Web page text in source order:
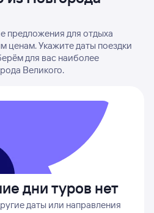
предложения для отдыха
ценам. Укажите даты поездки
для вас наиболее
Великого.
дни туров нет
даты или направления